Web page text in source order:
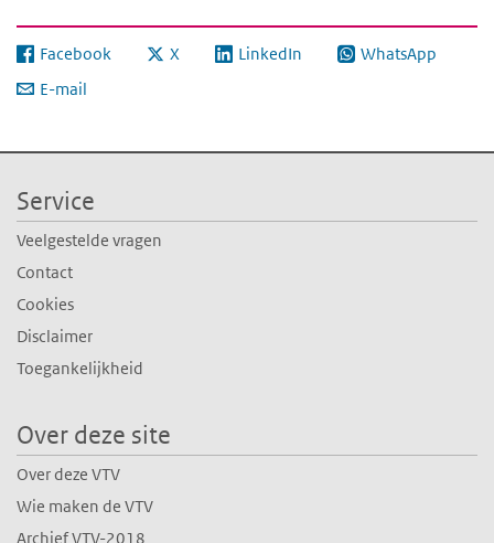
Facebook X LinkedIn
WhatsApp
E-mail
Service
Veelgestelde vragen
Contact
Cookies
Disclaimer
Toegankelijkheid
Over deze site
Over deze VTV
Wie maken de VTV
Archief VTV-2018